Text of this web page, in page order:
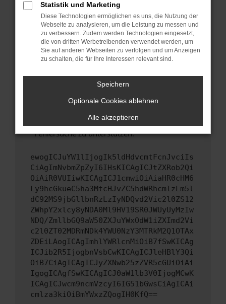
Betriebssystem auf dem neuesten Stand
sind.
Veraltete Software birgt nicht nur ein
Sicherheitsrisiko, sondern kann auch dazu
führen, dass bestimmte Funktionen nicht mehr
unterstützt werden.
Wende dich an den Webseitenbetreiber.
Wenn du alle oben genannten Schritte versucht
hast, kontaktiere uns bitte. Wir werden
uns diesen Text schicken, um uns bei der
Fehlersuche zu unterstützen:
ewogICJuYW1lIjogIk5ldHdvcmtFcnJvciIs
CiAgImNvbmZpZyI6IHsKICAgICJtZXRob2Qi
OiAiR0VUIiwKICAgICJ1cmwiOiAiaHR0cHM6
Ly9hcGkueC5ha3MtcHJvZC5hdWRhcmlzLm5l
dC92MS9jbGllbnRzLzIyNDQvd2Vic2l0ZS12
ZWhpY2xlcy8yNDA0Ml9HV19SR0JWUyUyMzIw
NDQ/ZmllbGQ9aW50ZXJuYWxOdW1iZXImd2Vi
c2l0ZT02MDRmNDk4YWU0NzY3MTRkM2Q1OTAx
ZDEiLAogICAgImhlYWRlcnMiOiB7fSwKICAg
ICJib2R5IjogbnVsbCwKICAgICJleHBlY3Qi
OiB7CiAgICAgICJyZXNwb25zZVR5cGUiOiAi
IgogICAgfSwKICAgICJ0aW1lb3V0IjogMCwK
ICAgICJwcm9ncmVzcyI6IG51bGwsCiAgICAi
cmlza3kiOiBmYWxzZQogIH0KfQ==
Statistik und Marketing
Diese Technologien ermöglichen es uns, die Nutzung der
Webseite zu analysieren, um die Leistung zu messen und
zu verbessern. Zudem werden Technologien eingesetzt,
die von dritten Werbetreibenden verwendet werden, um
Sie auf anderen Webseiten zu verfolgen und um Anzeigen
zu schalten, die für Ihre Interessen relevant sind.
Speichern
Optionale Cookies ablehnen
Alle akzeptieren